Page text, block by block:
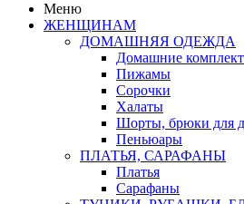
Меню
ЖЕНЩИНАМ
ДОМАШНЯЯ ОДЕЖДА
Домашние
Пижамы
Сорочки
Халаты
Шорты, брюки для
Пеньюары
ПЛАТЬЯ, САРАФАНЫ
Платья
Сарафаны